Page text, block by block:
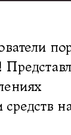
средств